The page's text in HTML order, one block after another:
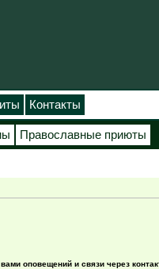
Контакты
Православные приюты
оповещений и связи через